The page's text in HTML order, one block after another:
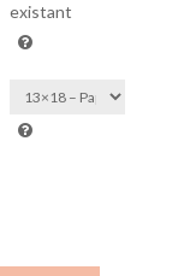
existant